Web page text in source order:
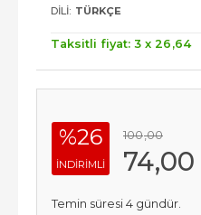
DILI: TÜRKÇE
Taksitli fiyat: 3 x 26 ,64
%26
INDIRIMLI
100,00
74,00
Temin süresi 4 gündür.